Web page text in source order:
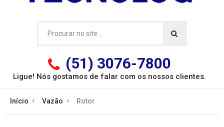
(51) 3076-7800
Ligue! Nós gostamos de falar com os nossos clientes.
Início Vazão Rotor